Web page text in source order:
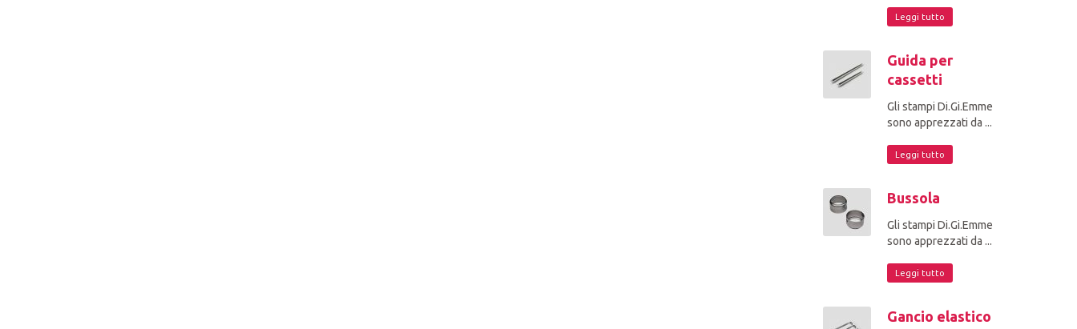
Leggi tutto
Guida per
cassetti
Gli stampi Di.Gi.Emme
sono apprezzati da ...
Leggi tutto
Bussola
Gli stampi Di.Gi.Emme
sono apprezzati da ...
Leggi tutto
Gancio elastico